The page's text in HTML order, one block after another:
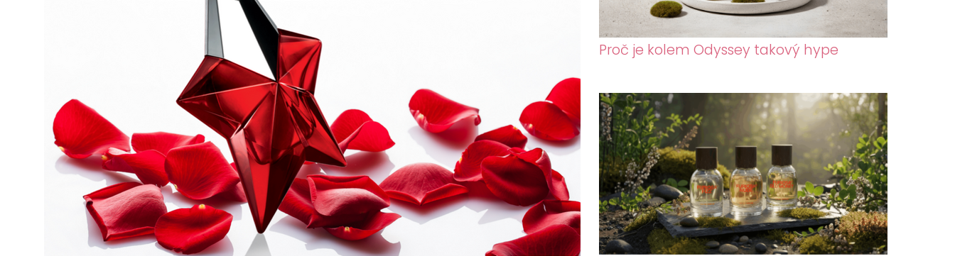
Proč je kolem Odyssey takový hype